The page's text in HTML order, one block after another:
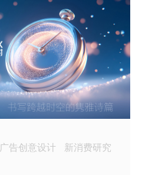
广告创意设计 新消费研究